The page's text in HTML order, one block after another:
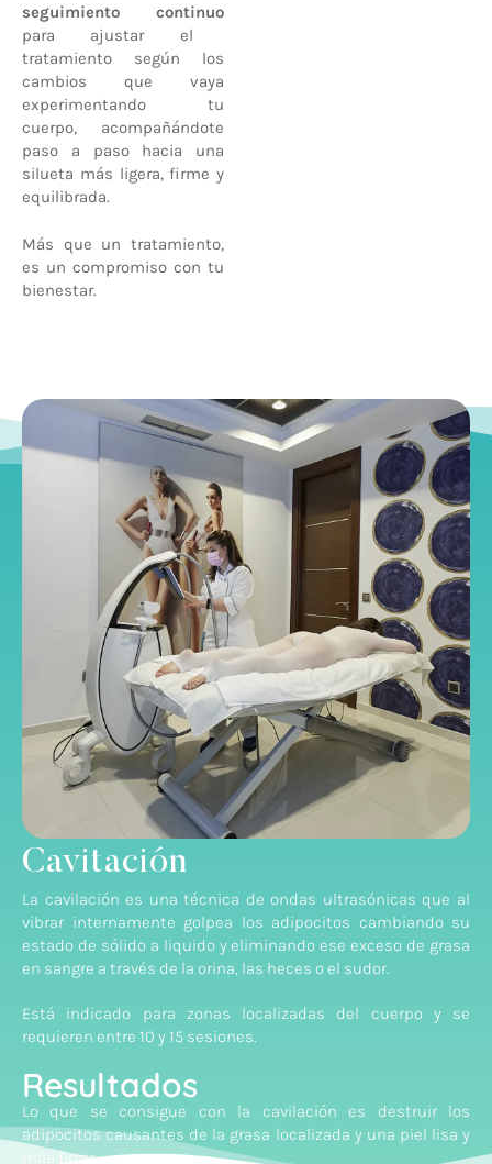
seguimiento continuo
para ajustar el
tratamiento según los
cambios que vaya
experimentando tu
cuerpo, acompañándote
paso a paso hacia una
silueta más ligera, firme y
equilibrada.
Más que un tratamiento,
es un compromiso con tu
bienestar.
Cavitación
La cavilación es una técnica de ondas ultrasónicas que al
vibrar internamente golpea los adipocitos cambiando su
estado de sólido a liquido y eliminando ese exceso de grasa
en sangre a través de la orina, las heces o el sudor.
Está indicado para zonas localizadas del cuerpo y se
requieren entre 10 y 15 sesiones.
Resultados
Lo que se consigue con la cavilación es destruir los
adipocitos causantes de la grasa localizada y una piel lisa y
más firme